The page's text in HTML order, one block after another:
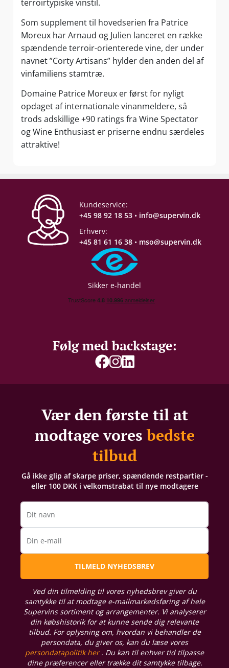
terroirtypiske vinstil.
Som supplement til hovedserien fra Patrice
Moreux har Arnaud og Julien lanceret en række
spændende terroir-orienterede vine, der under
navnet ”Corty Artisans” hylder den anden del af
vinfamiliens stamtræ.
Domaine Patrice Moreux er først for nyligt
opdaget af internationale vinanmeldere, så
trods adskillige +90 ratings fra Wine Spectator
og Wine Enthusiast er priserne endnu særdeles
attraktive!
Kundeservice:
+45 98 92 18 53 • info@supervin.dk
Erhverv:
+45 81 61 16 38 • mso@supervin.dk
Sikker e-handel
Følg med backstage:
Vær den første til at
modtage voresbedste
tilbud
Gå ikke glip af skarpe priser, spændende restpartier -
eller 100 DKK i velkomstrabat til nye modtagere
Dit navn
Din e-mail
TILMELD NYHEDSBREV
Ved din tilmelding til vores nyhedsbrev giver du
samtykke til at modtage e-mailmarkedsføring af hele
Supervins sortiment og arrangementer. Vi analyserer
din købshistorik for at kunne sende dig relevante
tilbud. For oplysning om, hvordan vi behandler de
persondata, du giver os, kan du læse vores
persondatapolitik her. Du kan til enhver tid tilpasse
dine præferencer eller trække dit samtykke tilbage.